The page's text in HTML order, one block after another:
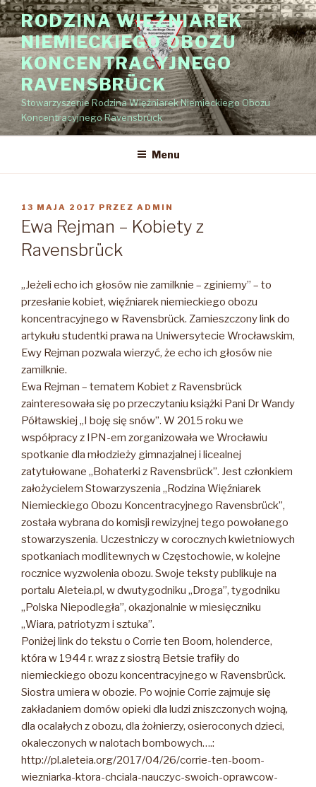
Przejdź
do
treści
RODZINA WIĘŹNIAREK
NIEMIECKIEGO OBOZU
KONCENTRACYJNEGO
RAVENSBRÜCK
Stowarzyszenie Rodzina Więźniarek Niemieckiego Obozu
Koncentracyjnego Ravensbrück
Menu
OPUBLIKOWANE
W
13 MAJA 2017 PRZEZ ADMIN
Ewa Rejman – Kobiety z
Ravensbrück
„Jeżeli echo ich głosów nie zamilknie – zginiemy” – to
przesłanie kobiet, więźniarek niemieckiego obozu
koncentracyjnego w Ravensbrück. Zamieszczony link do
artykułu studentki prawa na Uniwersytecie Wrocławskim,
Ewy Rejman pozwala wierzyć, że echo ich głosów nie
zamilknie.
Ewa Rejman – tematem Kobiet z Ravensbrück
zainteresowała się po przeczytaniu książki Pani Dr Wandy
Półtawskiej „I boję się snów”. W 2015 roku we
współpracy z IPN-em zorganizowała we Wrocławiu
spotkanie dla młodzieży gimnazjalnej i licealnej
zatytułowane „Bohaterki z Ravensbrück”. Jest członkiem
założycielem Stowarzyszenia „Rodzina Więźniarek
Niemieckiego Obozu Koncentracyjnego Ravensbrück”,
została wybrana do komisji rewizyjnej tego powołanego
stowarzyszenia. Uczestniczy w corocznych kwietniowych
spotkaniach modlitewnych w Częstochowie, w kolejne
rocznice wyzwolenia obozu. Swoje teksty publikuje na
portalu Aleteia.pl, w dwutygodniku „Droga”, tygodniku
„Polska Niepodległa”, okazjonalnie w miesięczniku
„Wiara, patriotyzm i sztuka”.
Poniżej link do tekstu o Corrie ten Boom, holenderce,
która w 1944 r. wraz z siostrą Betsie trafiły do
niemieckiego obozu koncentracyjnego w Ravensbrück.
Siostra umiera w obozie. Po wojnie Corrie zajmuje się
zakładaniem domów opieki dla ludzi zniszczonych wojną,
dla ocalałych z obozu, dla żołnierzy, osieroconych dzieci,
okaleczonych w nalotach bombowych….:
http://pl.aleteia.org/2017/04/26/corrie-ten-boom-
wiezniarka-ktora-chciala-nauczyc-swoich-oprawcow-